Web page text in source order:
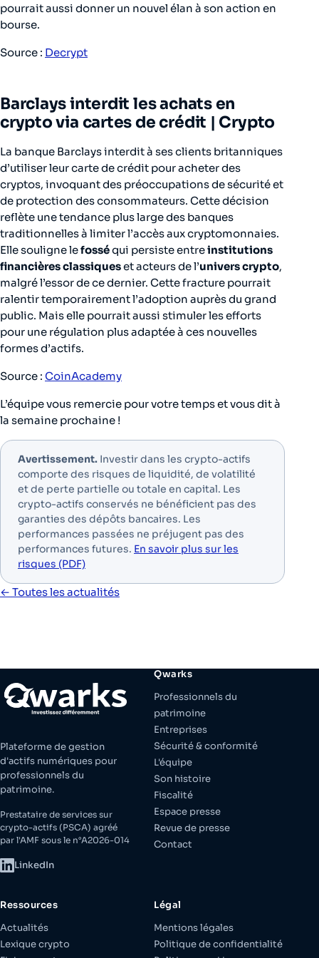
pourrait aussi donner un nouvel élan à son action en
bourse.
Source : Decrypt
Barclays interdit les achats en
crypto via cartes de crédit | Crypto
La banque Barclays interdit à ses clients britanniques
d’utiliser leur carte de crédit pour acheter des
cryptos, invoquant des préoccupations de sécurité et
de protection des consommateurs. Cette décision
reflète une tendance plus large des banques
traditionnelles à limiter l’accès aux cryptomonnaies.
Elle souligne lefosséqui persiste entreinstitutions
financières classiqueset acteurs de l’univers crypto,
malgré l’essor de ce dernier. Cette fracture pourrait
ralentir temporairement l’adoption auprès du grand
public. Mais elle pourrait aussi stimuler les efforts
pour une régulation plus adaptée à ces nouvelles
formes d’actifs.
Source : CoinAcademy
L’équipe vous remercie pour votre temps et vous dit à
la semaine prochaine !
Avertissement. Investir dans les crypto-actifs
comporte des risques de liquidité, de volatilité
et de perte partielle ou totale en capital. Les
crypto-actifs conservés ne bénéficient pas des
garanties des dépôts bancaires. Les
performances passées ne préjugent pas des
performances futures. En savoir plus sur les
risques (PDF)
← Toutes les actualités
Plateforme de gestion
d'actifs numériques pour
professionnels du
patrimoine.
Prestataire de services sur
crypto-actifs (PSCA) agréé
par l'AMF sous le n°A2026-014
LinkedIn
Qwarks
Professionnels du
patrimoine
Entreprises
Sécurité & conformité
L'équipe
Son histoire
Fiscalité
Espace presse
Revue de presse
Contact
Ressources
Actualités
Lexique crypto
Légal
Mentions légales
Politique de confidentialité